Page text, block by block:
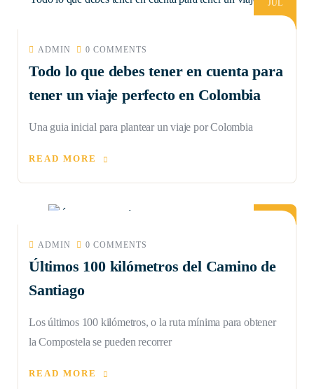
JUL
ADMIN 0 COMMENTS
Todo lo que debes tener en cuenta para
tener un viaje perfecto en Colombia
Una guia inicial para plantear un viaje por Colombia
READ MORE
10
ADMIN 0 COMMENTS
Últimos 100 kilómetros del Camino de
Santiago
Los últimos 100 kilómetros, o la ruta mínima para obtener
la Compostela se pueden recorrer
READ MORE